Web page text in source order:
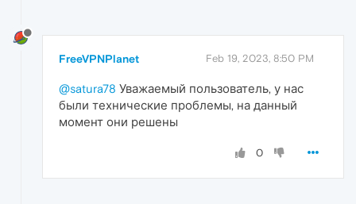
FreeVPNPlanet Feb 19, 2023, 8:50 PM
@satura78 Уважаемый пользователь, у нас
были технические проблемы, на данный
момент они решены
0